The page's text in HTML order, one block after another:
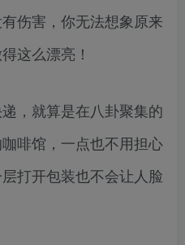
伤害，你无法想象原来
这么漂亮！
，就算是在八卦聚集的
啡馆，一点也不用担心
打开包装也不会让人脸